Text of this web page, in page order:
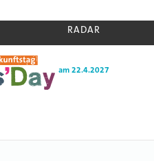
am 22.4.2027
RADAR